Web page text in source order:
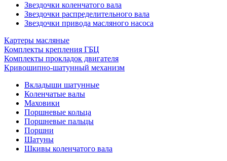
Звездочки коленчатого вала
Звездочки распределительного вала
Звездочки привода масляного насоса
Картеры масляные
Комплекты крепления ГБЦ
Комплекты прокладок двигателя
Кривошипно-шатунный механизм
Вкладыши шатунные
Коленчатые валы
Маховики
Поршневые кольца
Поршневые пальцы
Поршни
Шатуны
Шкивы коленчатого вала